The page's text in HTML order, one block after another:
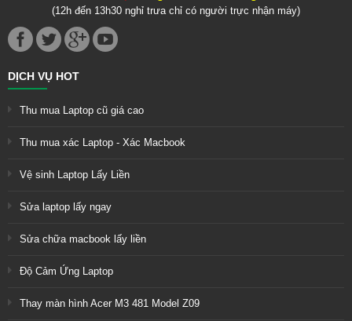
(12h đến 13h30 nghỉ trưa chỉ có người trực nhận máy)
DỊCH VỤ HOT
Thu mua Laptop cũ giá cao
Thu mua xác Laptop - Xác Macbook
Vệ sinh Laptop Lấy Liền
Sửa laptop lấy ngay
Sửa chữa macbook lấy liền
Độ Cảm Ứng Laptop
Thay màn hình Acer M3 481 Model Z09